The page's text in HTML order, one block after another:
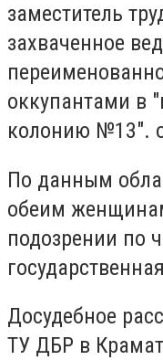
заместитель
захваченное
оккупантами в
колонию №13".
По данным
обеим
подозрении по
Досудебное
ТУ ДБР в